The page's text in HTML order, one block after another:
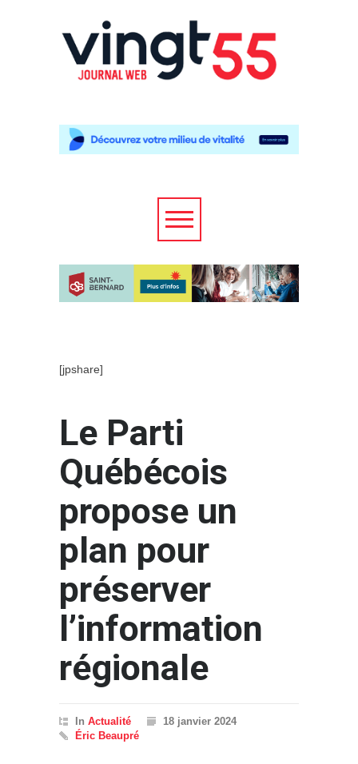
[jpshare]
Le Parti
Québécois
propose un
plan pour
préserver
l’information
régionale
In Actualité
18 janvier 2024
Éric Beaupré